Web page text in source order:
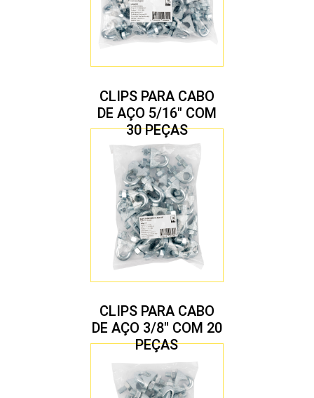
CLIPS PARA CABO
DE AÇO 5/16″ COM
30 PEÇAS
CLIPS PARA CABO
DE AÇO 3/8″ COM 20
PEÇAS